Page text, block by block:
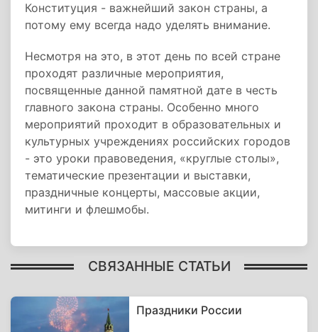
Конституция - важнейший закон страны, а
потому ему всегда надо уделять внимание.
Несмотря на это, в этот день по всей стране
проходят различные мероприятия,
посвященные данной памятной дате в честь
главного закона страны. Особенно много
мероприятий проходит в образовательных и
культурных учреждениях российских городов
- это уроки правоведения, «круглые столы»,
тематические презентации и выставки,
праздничные концерты, массовые акции,
митинги и флешмобы.
СВЯЗАННЫЕ СТАТЬИ
Праздники России